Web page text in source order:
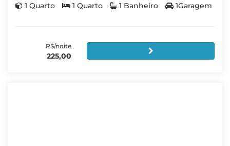
1 Quarto 1 Quarto 1 Banheiro 1Garagem
R$/noite
225,00